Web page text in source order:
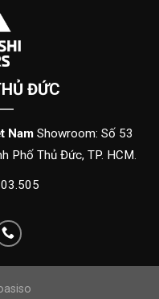
ĐỨC
Nam Showroom: Số 53
Phố Thủ Đức, TP. HCM.